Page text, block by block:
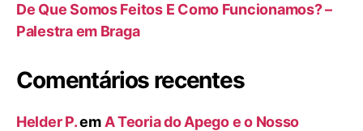
De Que Somos Feitos E Como Funcionamos? –
Palestra em Braga
Comentários recentes
Helder P.em A Teoria do Apego e o Nosso